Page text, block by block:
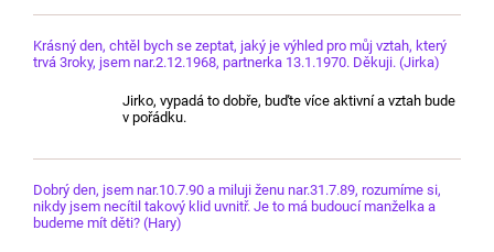
Krásný den, chtěl bych se zeptat, jaký je výhled pro můj vztah, který
trvá 3roky, jsem nar.2.12.1968, partnerka 13.1.1970. Děkuji. (Jirka)
Jirko, vypadá to dobře, buďte více aktivní a vztah bude
v pořádku.
Dobrý den, jsem nar.10.7.90 a miluji ženu nar.31.7.89, rozumíme si,
nikdy jsem necítil takový klid uvnitř. Je to má budoucí manželka a
budeme mít děti? (Hary)